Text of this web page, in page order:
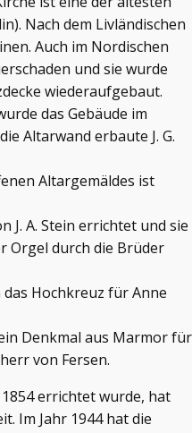
Nach dem Livländischen
Auch im Nordischen
und sie wurde
wiederaufgebaut.
das Gebäude im
Altarwand erbaute J. G.
Altargemäldes ist
J. A. Stein errichtet und sie
Orgel durch die Brüder
Hochkreuz für Anne
Denkmal aus Marmor für
von Fersen.
errichtet wurde, hat
Im Jahr 1944 hat die